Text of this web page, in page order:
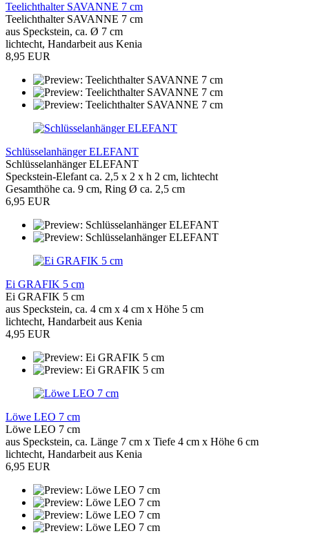
Teelichthalter SAVANNE 7 cm
Teelichthalter SAVANNE 7 cm
aus Speckstein, ca. Ø 7 cm
lichtecht, Handarbeit aus Kenia
8,95 EUR
Schlüsselanhänger ELEFANT
Schlüsselanhänger ELEFANT
Speckstein-Elefant ca. 2,5 x 2 x h 2 cm, lichtecht
Gesamthöhe ca. 9 cm, Ring Ø ca. 2,5 cm
6,95 EUR
Ei GRAFIK 5 cm
Ei GRAFIK 5 cm
aus Speckstein, ca. 4 cm x 4 cm x Höhe 5 cm
lichtecht, Handarbeit aus Kenia
4,95 EUR
Löwe LEO 7 cm
Löwe LEO 7 cm
aus Speckstein, ca. Länge 7 cm x Tiefe 4 cm x Höhe 6 cm
lichtecht, Handarbeit aus Kenia
6,95 EUR